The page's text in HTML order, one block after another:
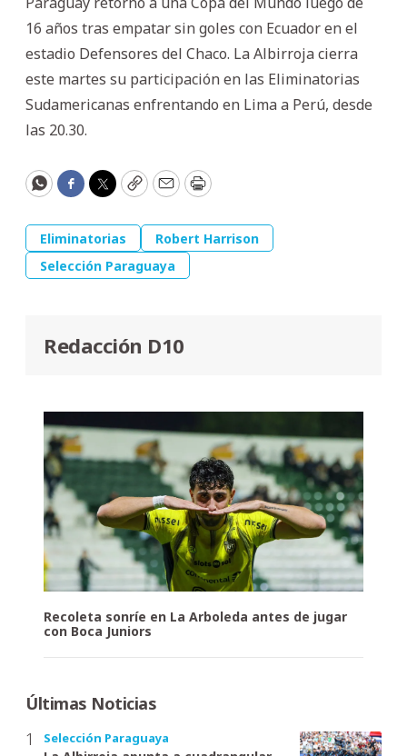
16 años tras empatar sin goles con Ecuador en el
estadio Defensores del Chaco. La Albirroja cierra
este martes su participación en las Eliminatorias
Sudamericanas enfrentando en Lima a Perú, desde
las 20.30.
WhatsApp
Facebook
Twitter
CopyEmailPrint
Eliminatorias
Robert Harrison
Selección Paraguaya
Redacción D10
Recoleta sonríe en La Arboleda antes de jugar
con Boca Juniors
Últimas Noticias
Selección Paraguaya